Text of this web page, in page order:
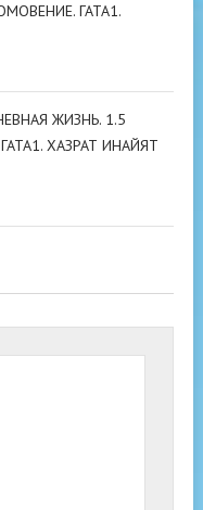
ГАТА1.
ЖИЗНЬ. 1.5
ХАЗРАТ ИНАЙЯТ